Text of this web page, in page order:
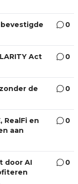
0
Act
0
de
0
RealFi en
aan
0
door AI
0